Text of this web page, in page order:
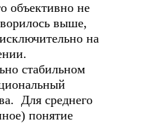
объективно не
выше,
на
стабильном
Для среднего
понятие